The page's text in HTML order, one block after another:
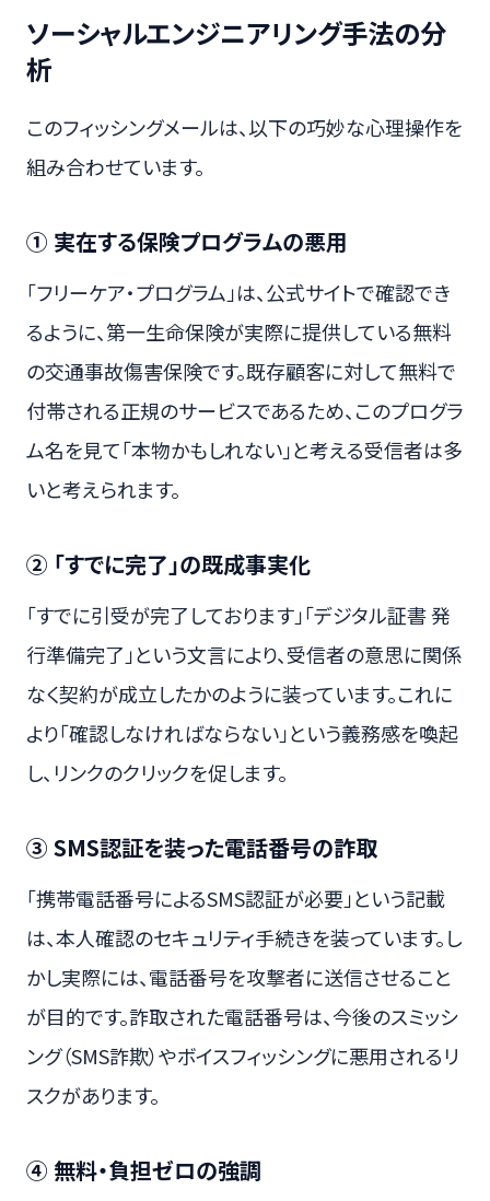
ソーシャルエンジニアリング手法の分
析
このフィッシングメールは、以下の巧妙な心理操作を
組み合わせています。
① 実在する保険プログラムの悪用
「フリーケア・プログラム」は、公式サイトで確認でき
るように、第一生命保険が実際に提供している無料
の交通事故傷害保険です。既存顧客に対して無料で
付帯される正規のサービスであるため、このプログラ
ム名を見て「本物かもしれない」と考える受信者は多
いと考えられます。
② 「すでに完了」の既成事実化
「すでに引受が完了しております」「デジタル証書 発
行準備完了」という文言により、受信者の意思に関係
なく契約が成立したかのように装っています。これに
より「確認しなければならない」という義務感を喚起
し、リンクのクリックを促します。
③ SMS認証を装った電話番号の詐取
「携帯電話番号によるSMS認証が必要」という記載
は、本人確認のセキュリティ手続きを装っています。し
かし実際には、電話番号を攻撃者に送信させること
が目的です。詐取された電話番号は、今後のスミッシ
ング（SMS詐欺）やボイスフィッシングに悪用されるリ
スクがあります。
④ 無料・負担ゼロの強調